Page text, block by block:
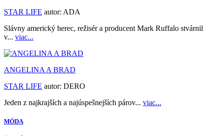
STAR LIFE autor: ADA
Slávny americký herec, režisér a producent Mark Ruffalo stvárnil
v... viac...
ANGELINA A BRAD
STAR LIFE autor: DERO
Jeden z najkrajších a najúspešnejších párov... viac...
MÓDA